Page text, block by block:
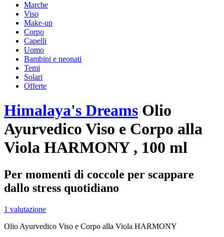
Marche
Viso
Make-up
Corpo
Capelli
Uomo
Bambini e neonati
Temi
Solari
Offerte
Himalaya's Dreams Olio
Ayurvedico Viso e Corpo alla
Viola HARMONY , 100 ml
Per momenti di coccole per scappare
dallo stress quotidiano
1 valutazione
Olio Ayurvedico Viso e Corpo alla Viola HARMONY